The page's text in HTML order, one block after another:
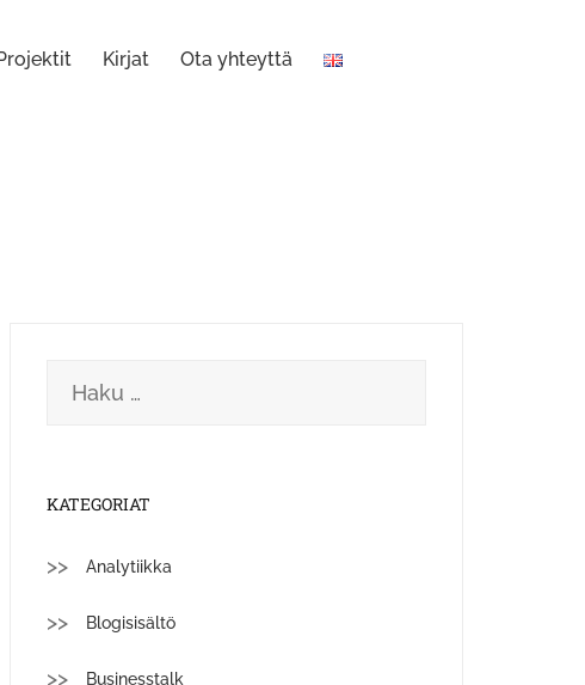
Kirjat Ota yhteyttä
KATEGORIAT
Analytiikka
Blogisisältö
Businesstalk